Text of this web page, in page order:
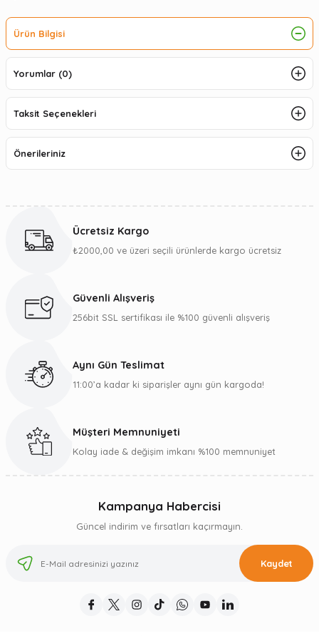
Ürün Bilgisi
Yorumlar (0)
Taksit Seçenekleri
Önerileriniz
Ücretsiz Kargo
₺2000,00 ve üzeri seçili ürünlerde kargo ücretsiz
Güvenli Alışveriş
256bit SSL sertifikası ile %100 güvenli alışveriş
Aynı Gün Teslimat
11:00’a kadar ki siparişler aynı gün kargoda!
Müşteri Memnuniyeti
Kolay iade & değişim imkanı %100 memnuniyet
Kampanya Habercisi
Güncel indirim ve fırsatları kaçırmayın.
Kaydet